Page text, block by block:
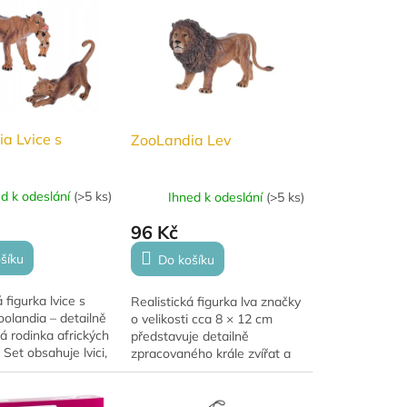
Lvice s
k odeslání (>5 ks)
figurka lvice s
– detailně
rodinka afrických
obsahuje lvici,
tlamě mládě, a
ZooLandia Lev
Ihned k odeslání (>5 ks)
96 Kč
Do košíku
Realistická figurka lva značky
o velikosti cca 8 × 12 cm
představuje detailně
zpracovaného krále zvířat a
typického predátora africké